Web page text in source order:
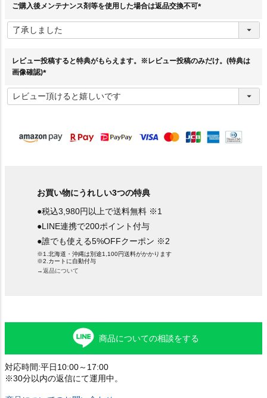
ご購入後メンテナンス剤等を使用した場合は返品交換不可
須
レビュー投稿すると特典がもらえます。※レビュー投稿のみだけ。(特典は
画像確認)
必
須
お買い物にうれしい3つの特典
●税込3,980円以上で送料無料 ※1
●LINE連携で200ポイント付与
●誰でも使える5%OFFクーポン ※2
※1.北海道・沖縄は別途1,100円送料がかかります
※2.カートに自動付与
→返品について
商品についての相談をする
対応時間:平日10:00～17:00
※30分以内の返信にて運用中。